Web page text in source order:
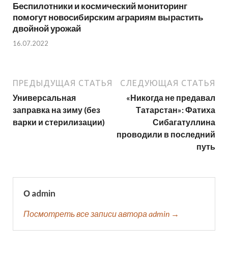
Беспилотники и космический мониторинг
помогут новосибирским аграриям вырастить
двойной урожай
16.07.2022
ПРЕДЫДУЩАЯ СТАТЬЯ
Универсальная
заправка на зиму (без
варки и стерилизации)
СЛЕДУЮЩАЯ СТАТЬЯ
«Никогда не предавал
Татарстан»: Фатиха
Сибагатуллина
проводили в последний
путь
О admin
Посмотреть все записи автора admin →